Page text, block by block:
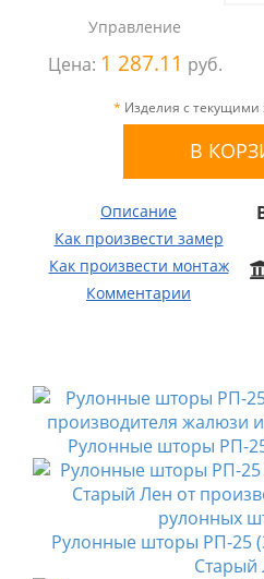
Управление
Цена: 1 287.11 руб.
* Изделия с текущими
Описание
Как произвести замер
Как произвести монтаж
Комментарии
Рулонные шторы РП-
Рулонные шторы РП-25
Старый